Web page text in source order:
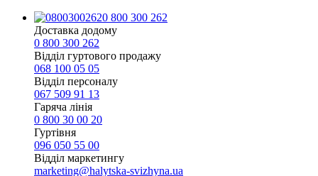
0 800 300 262
Доставка додому
0 800 300 262
Відділ гуртового продажу
068 100 05 05​
Відділ персоналу
067 509 91 13
Гаряча лінія
0 800 30 00 20
Гуртівня
096 050 55 00
Відділ маркетингу
marketing@halytska-svizhyna.ua